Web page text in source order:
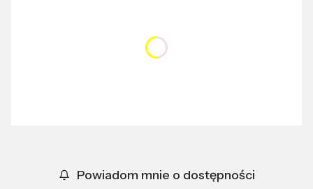
Powiadom mnie o dostępności